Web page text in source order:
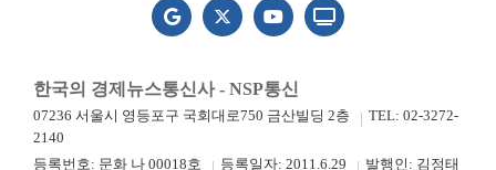
한국의 경제뉴스통신사 - NSP통신
07236 서울시 영등포구 국회대로750 금산빌딩 2층
TEL: 02-3272-
2140
등록번호: 문화 나 00018호
등록일자: 2011.6.29
발행인: 김정태